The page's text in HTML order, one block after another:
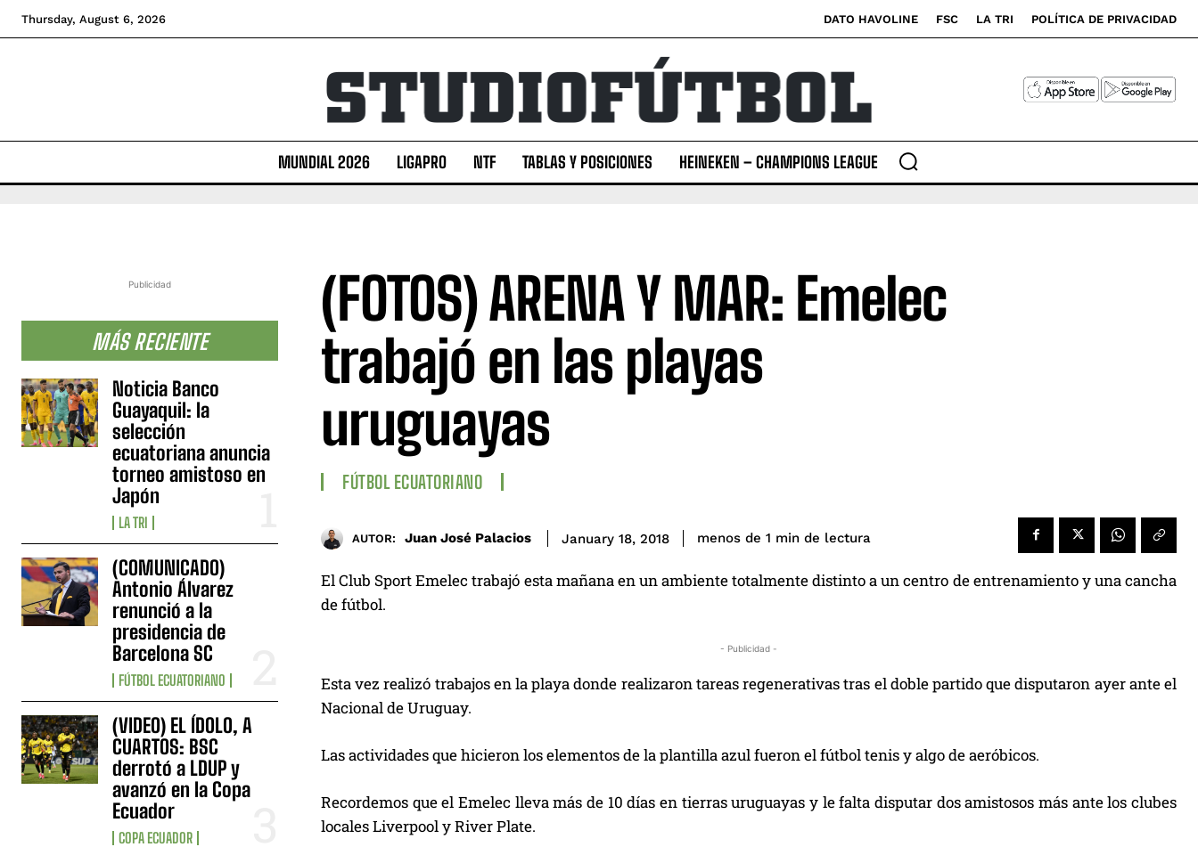
Thursday, August 6, 2026 DATO HAVOLINE FSC LA TRI POLÍTICA DE PRIVACIDAD
MUNDIAL 2026 LIGAPRO NTF TABLAS Y POSICIONES HEINEKEN – CHAMPIONS LEAGUE
Publicidad
MÁS RECIENTE
Noticia Banco
Guayaquil: la
selección
ecuatoriana anuncia
torneo amistoso en
Japón
LA TRI
(COMUNICADO)
Antonio Álvarez
renunció a la
presidencia de
Barcelona SC
FÚTBOL ECUATORIANO
(VIDEO) EL ÍDOLO, A
CUARTOS: BSC
derrotó a LDUP y
avanzó en la Copa
Ecuador
COPA ECUADOR
(FOTOS) ARENA Y MAR: Emelec
trabajó en las playas
uruguayas
FÚTBOL ECUATORIANO
AUTOR: Juan José Palacios January 18, 2018 menos de 1 min de lectura
El Club Sport Emelec trabajó esta mañana en un ambiente totalmente distinto a un centro de entrenamiento y una cancha
de fútbol.
- Publicidad -
Esta vez realizó trabajos en la playa donde realizaron tareas regenerativas tras el doble partido que disputaron ayer ante el
Nacional de Uruguay.
Las actividades que hicieron los elementos de la plantilla azul fueron el fútbol tenis y algo de aeróbicos.
Recordemos que el Emelec lleva más de 10 días en tierras uruguayas y le falta disputar dos amistosos más ante los clubes
locales Liverpool y River Plate.